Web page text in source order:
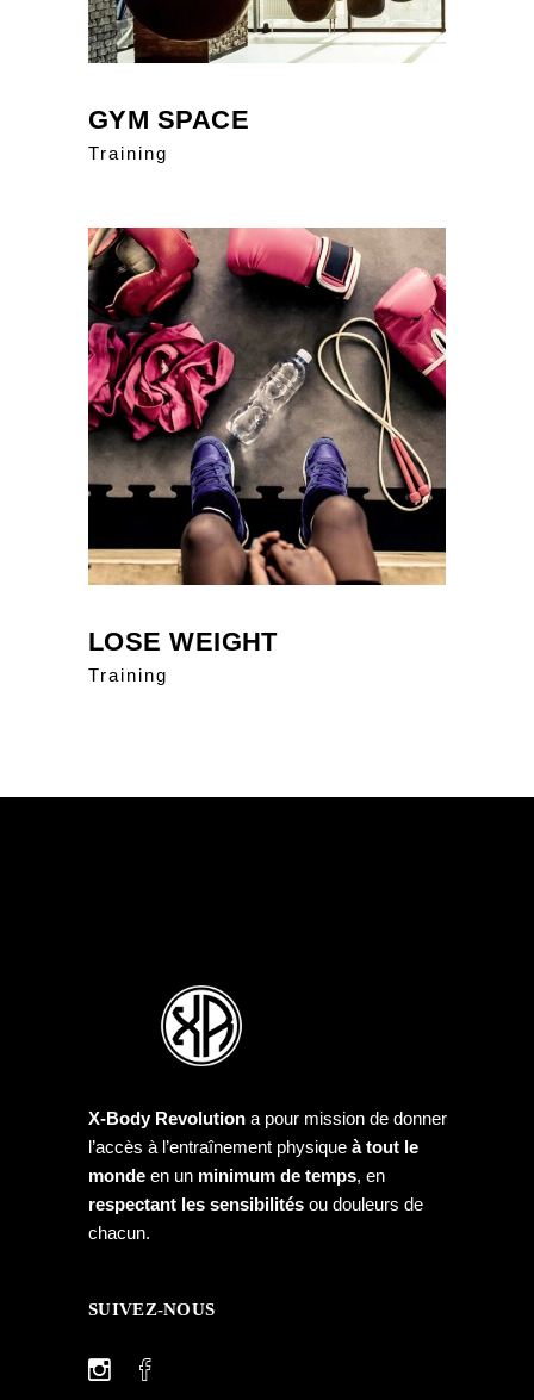
GYM SPACE
Training
LOSE WEIGHT
Training
X-Body Revolution a pour mission de donner
l’accès à l’entraînement physique à tout le
monde en un minimum de temps, en
respectant les sensibilités ou douleurs de
chacun.
SUIVEZ-NOUS